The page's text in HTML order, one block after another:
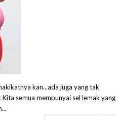
kan...ada juga yang tak
semua mempunyai sel lemak yang